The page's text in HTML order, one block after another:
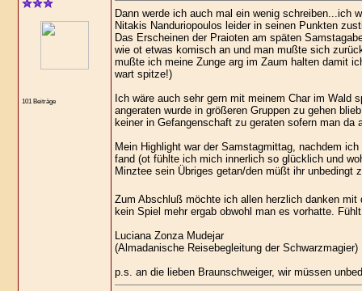
101 Beiträge
Dann werde ich auch mal ein wenig schreiben...ich
Nitakis Nanduriopoulos leider in seinen Punkten
Das Erscheinen der Praioten am späten
wie ot etwas komisch an und man mußte sich
mußte ich meine Zunge arg im Zaum halten damit
wart spitze!)
Ich wäre auch sehr gern mit meinem Char im Wald
angeraten wurde in größeren Gruppen zu gehen
keiner in Gefangenschaft zu geraten sofern man
Mein Highlight war der Samstagmittag, nachdem
fand (ot fühlte ich mich innerlich so glücklich und
Minztee sein Übriges getan/den müßt ihr
Zum Abschluß möchte ich allen herzlich danken
kein Spiel mehr ergab obwohl man es vorhatte.
Luciana Zonza Mudejar
(Almadanische Reisebegleitung der Schwarzmagier)
p.s. an die lieben Braunschweiger, wir müssen